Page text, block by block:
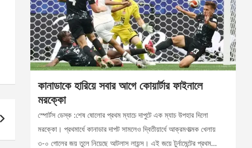
কানাডাকে হারিয়ে সবার আগে কোয়ার্টার ফাইনালে
মরক্কো
স্পোর্টস ডেস্ক :শেষ ষোলোর প্রথম ম্যাচে দাপুটে এক ম্যাচ উপহার দিলো
মরক্কো। প্রথমার্ধে কানাডার দাপট সামলেও দ্বিতীয়ার্ধে আক্রমণাত্মক খেলায়
৩-০ গোলের জয় তুলে নিয়েছে আটলাস লায়ন্স। এই জয়ে টুর্নামেন্টের প্রথম…